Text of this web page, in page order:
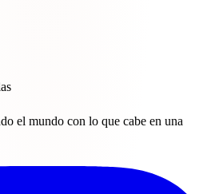
el mundo con lo que cabe en una